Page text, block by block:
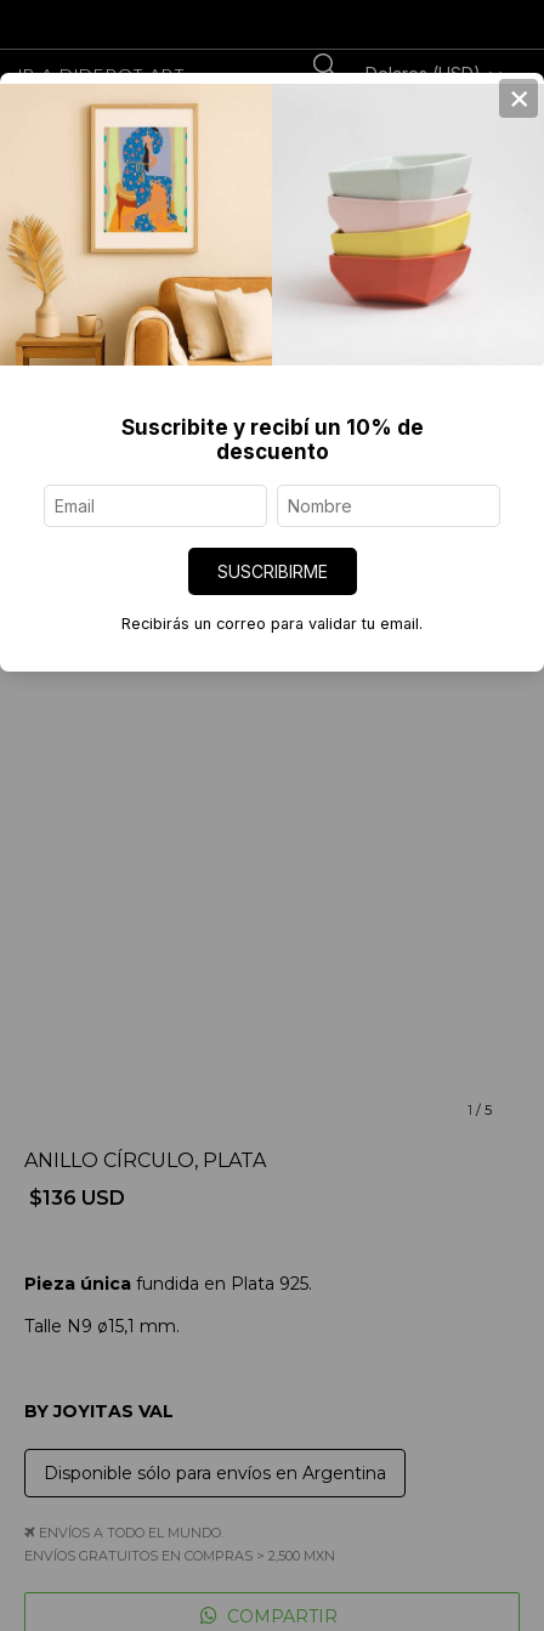
IR A DIDEROT.ART Dolares (USD)
Joyería Contemporánea Anillo Círculo, Plata
1 /5
ANILLO CÍRCULO, PLATA
$136 USD
Pieza única fundida en Plata 925.
Talle N9 ø15,1 mm.
BY JOYITAS VAL
Disponible sólo para envíos en Argentina
ENVÍOS A TODO EL MUNDO.
ENVÍOS GRATUITOS EN COMPRAS > 2,500 MXN
COMPARTIR
×
Suscribite y recibí un 10% de
descuento
SUSCRIBIRME
Recibirás un correo para validar tu email.